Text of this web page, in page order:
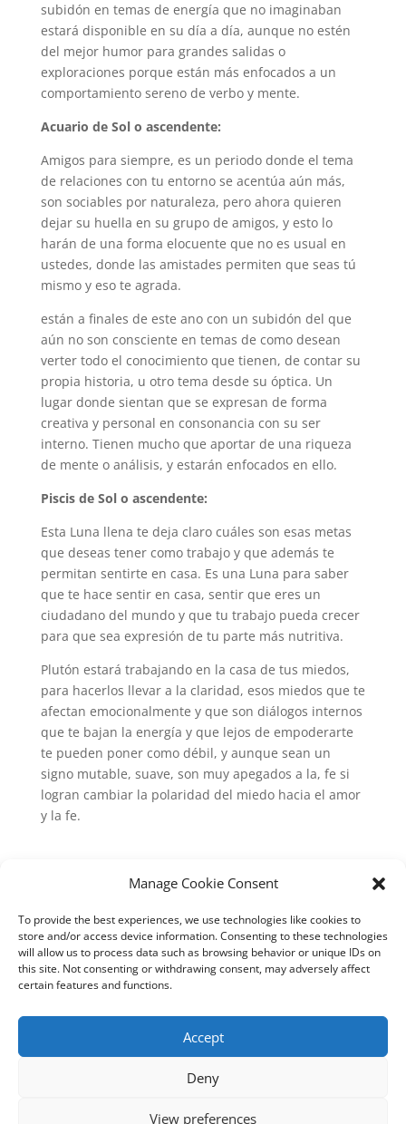
Manage Cookie Consent
To provide the best experiences, we use technologies like cookies to
store and/or access device information. Consenting to these technologies
will allow us to process data such as browsing behavior or unique IDs on
this site. Not consenting or withdrawing consent, may adversely affect
certain features and functions.
Accept
Deny
View preferences
subidón en temas de energía que no imaginaban
estará disponible en su día a día, aunque no estén
del mejor humor para grandes salidas o
exploraciones porque están más enfocados a un
comportamiento sereno de verbo y mente.
Acuario de Sol o ascendente:
Amigos para siempre, es un periodo donde el tema
de relaciones con tu entorno se acentúa aún más,
son sociables por naturaleza, pero ahora quieren
dejar su huella en su grupo de amigos, y esto lo
harán de una forma elocuente que no es usual en
ustedes, donde las amistades permiten que seas tú
mismo y eso te agrada.
están a finales de este ano con un subidón del que
aún no son consciente en temas de como desean
verter todo el conocimiento que tienen, de contar su
propia historia, u otro tema desde su óptica. Un
lugar donde sientan que se expresan de forma
creativa y personal en consonancia con su ser
interno. Tienen mucho que aportar de una riqueza
de mente o análisis, y estarán enfocados en ello.
Piscis de Sol o ascendente:
Esta Luna llena te deja claro cuáles son esas metas
que deseas tener como trabajo y que además te
permitan sentirte en casa. Es una Luna para saber
que te hace sentir en casa, sentir que eres un
ciudadano del mundo y que tu trabajo pueda crecer
para que sea expresión de tu parte más nutritiva.
Plutón estará trabajando en la casa de tus miedos,
para hacerlos llevar a la claridad, esos miedos que te
afectan emocionalmente y que son diálogos internos
que te bajan la energía y que lejos de empoderarte
te pueden poner como débil, y aunque sean un
signo mutable, suave, son muy apegados a la, fe si
logran cambiar la polaridad del miedo hacia el amor
y la fe.
Submit a Comment
Lo siento, debes estarconectadopara publicar un
comentario.
Este sitio usa Akismet para reducir el spam.